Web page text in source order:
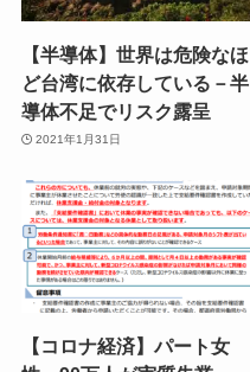
【半導体】世界は危険なほ
ど台湾に依存している－半
導体不足でリスク露呈
2021年1月31日
【コロナ経済】パート女